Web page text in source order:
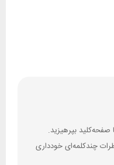
چندکلمه‌‌ای خودداری